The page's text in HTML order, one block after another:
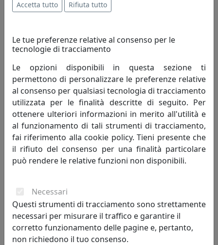
migliorando quindi il tenore di vita dell'uomo.
umano; porta con sé valori e risultati positivi, mai
negativi.
Creatività - è un termine che indica l'arte o la capacità di
creare e inventare."Creatività è unire elementi esistenti
con connessioni nuove, che siano utili" - Henri Poincaré.
La creatività si fonda sulla profonda conoscenza delle
regole da superare, non può svilupparsi in assenza di
competenze preliminari. Caratteristiche della
personalità creativa sono curiosità, indipendenza,
spirito critico, autodisciplina.
di un sistema economico oppure di una singola
impresa od industria. Può anche essere definita come
capacità di stare al passo con la concorrenza. Lo spirito
di rivalità è proprio di chi è competitivo.
Accetta tutto Rifiuta tutto
Le tue preferenze relative al consenso per le
tecnologie di tracciamento
Le opzioni disponibili in questa sezione ti
permettono di personalizzare le preferenze relative
al consenso per qualsiasi tecnologia di tracciamento
utilizzata per le finalità descritte di seguito. Per
ottenere ulteriori informazioni in merito all'utilità e
al funzionamento di tali strumenti di tracciamento,
fai riferimento alla cookie policy. Tieni presente che
il rifiuto del consenso per una finalità particolare
può rendere le relative funzioni non disponibili.
Necessari
Questi strumenti di tracciamento sono strettamente
necessari per misurare il traffico e garantire il
corretto funzionamento delle pagine e, pertanto,
non richiedono il tuo consenso.